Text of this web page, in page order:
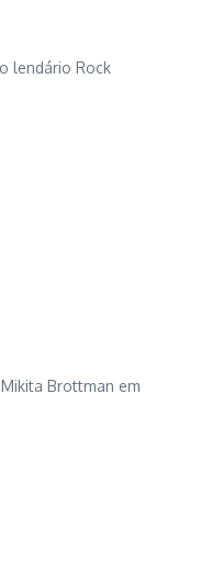
lendário Rock
Brottman em